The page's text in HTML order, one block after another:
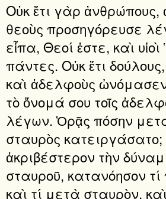
Οὐκ ἔτι γὰρ ἀνθρώπους,
θεοὺς προσηγόρευσε
εἶπα, Θεοί ἐστε, καὶ
πάντες. Οὐκ ἔτι
καὶ ἀδελφοὺς
τὸ ὄνομά σου τοῖς
λέγων. Ὁρᾷς πόσην
σταυρὸς
ἀκριβέστερον τὴν
σταυροῦ, κατανόησον
καὶ τί μετὰ σταυρὸν,